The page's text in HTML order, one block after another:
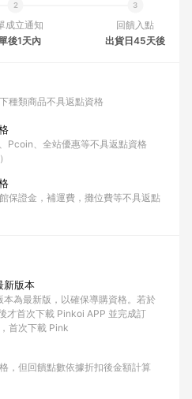
成立通知
後1天內
回饋入點
出貨日45天後
種類商品不具返點資格
Pcoin、全站優惠等不具返點資格
保證金，補運費，攤位費等不具返點
新版本
為最新版，以確保導購資格。若於
才首次下載 Pinkoi APP 並完成訂
首次下載 Pink
，但回饋點數依據折扣後金額計算